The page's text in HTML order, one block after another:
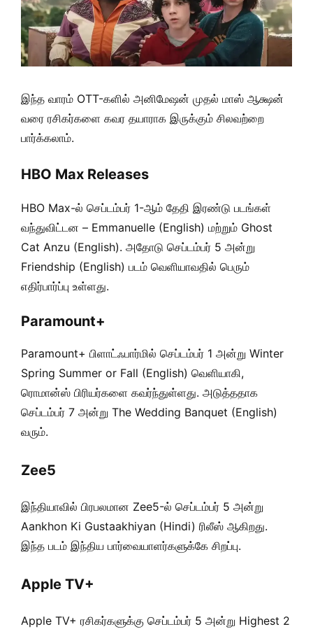
இந்த வாரம் OTT-களில் அனிமேஷன் முதல் மாஸ் ஆக்ஷன்
வரை ரசிகர்களை கவர தயாராக இருக்கும் சிலவற்றை
பார்க்கலாம்.
HBO Max Releases
HBO Max-ல் செப்டம்பர் 1-ஆம் தேதி இரண்டு படங்கள்
வந்துவிட்டன – Emmanuelle (English) மற்றும் Ghost
Cat Anzu (English). அதோடு செப்டம்பர் 5 அன்று
Friendship (English) படம் வெளியாவதில் பெரும்
எதிர்பார்ப்பு உள்ளது.
Paramount+
Paramount+ பிளாட்ஃபார்மில் செப்டம்பர் 1 அன்று Winter
Spring Summer or Fall (English) வெளியாகி,
ரொமான்ஸ் பிரியர்களை கவர்ந்துள்ளது. அடுத்ததாக
செப்டம்பர் 7 அன்று The Wedding Banquet (English)
வரும்.
Zee5
இந்தியாவில் பிரபலமான Zee5-ல் செப்டம்பர் 5 அன்று
Aankhon Ki Gustaakhiyan (Hindi) ரிலீஸ் ஆகிறது.
இந்த படம் இந்திய பார்வையாளர்களுக்கே சிறப்பு.
Apple TV+
Apple TV+ ரசிகர்களுக்கு செப்டம்பர் 5 அன்று Highest 2